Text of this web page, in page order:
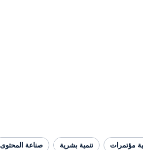
مؤتمرات تنمية بشرية صناعة المحتوى